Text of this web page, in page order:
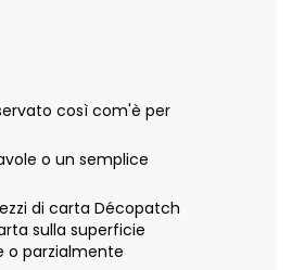
così com'è per
o un semplice
di carta Décopatch
sulla superficie
o parzialmente